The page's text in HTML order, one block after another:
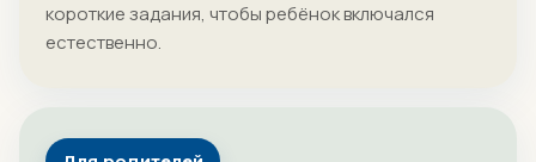
короткие задания, чтобы ребёнок включался
естественно.